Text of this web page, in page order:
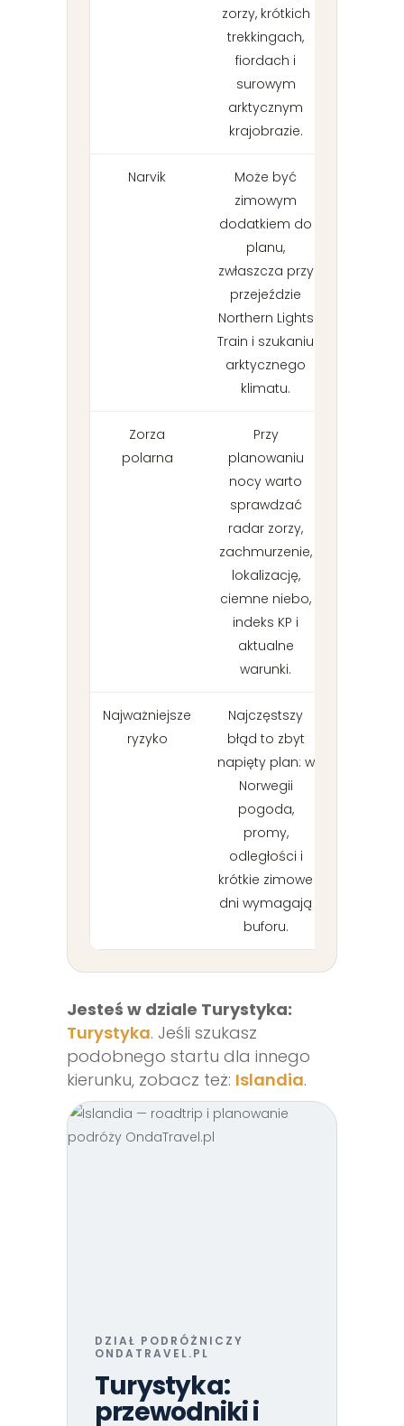
zorzy, krótkich
trekkingach,
fiordach i
surowym
arktycznym
krajobrazie.
Narvik
Może być
zimowym
dodatkiem do
planu,
zwłaszcza przy
przejeździe
Northern Lights
Train i szukaniu
arktycznego
klimatu.
Zorza
polarna
Przy
planowaniu
nocy warto
sprawdzać
radar zorzy,
zachmurzenie,
lokalizację,
ciemne niebo,
indeks KP i
aktualne
warunki.
Najważniejsze
ryzyko
Najczęstszy
błąd to zbyt
napięty plan: w
Norwegii
pogoda,
promy,
odległości i
krótkie zimowe
dni wymagają
buforu.
Jesteś w dziale Turystyka:
Turystyka. Jeśli szukasz
podobnego startu dla innego
kierunku, zobacz też: Islandia.
DZIAŁ PODRÓŻNICZY
ONDATRAVEL.PL
Turystyka:
przewodniki i